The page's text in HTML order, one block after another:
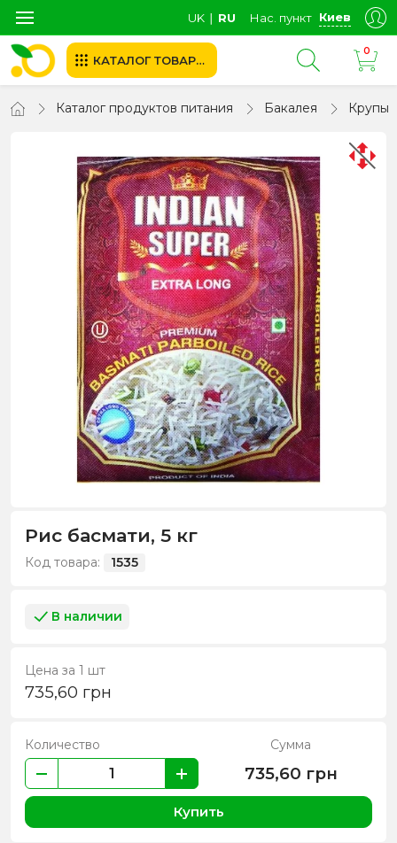
UK ∣ RU Нас. пункт Киев
КАТАЛОГ ТОВАРОВ
0
Каталог продуктов питания Бакалея Крупы
Рис басмати, 5 кг
Код товара: 1535
В наличии
Цена за 1 шт
735,60 грн
Количество Сумма
735,60 грн
Купить